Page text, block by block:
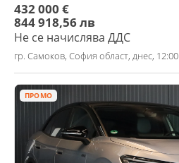
432 000 €
844 918,56 лв
Не се начислява ДДС
гр. Самоков, София област, днес, 12:00
ПРОМО